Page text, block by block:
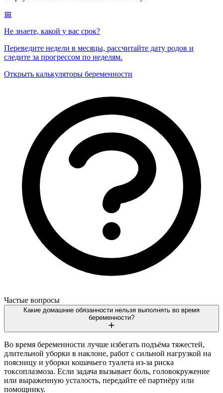
📅
Не знаете, какой у вас срок?
Переведите недели в месяцы, рассчитайте дату родов и
следите за прогрессом по неделям.
Открыть калькуляторы беременности
Частые вопросы
Какие домашние обязанности нельзя выполнять во время
беременности?
Во время беременности лучше избегать подъёма тяжестей,
длительной уборки в наклоне, работ с сильной нагрузкой на
поясницу и уборки кошачьего туалета из-за риска
токсоплазмоза. Если задача вызывает боль, головокружение
или выраженную усталость, передайте её партнёру или
помощнику.